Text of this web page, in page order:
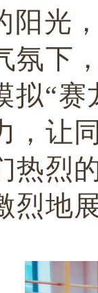
阳光
氛下
拟“
，让
热烈
烈地